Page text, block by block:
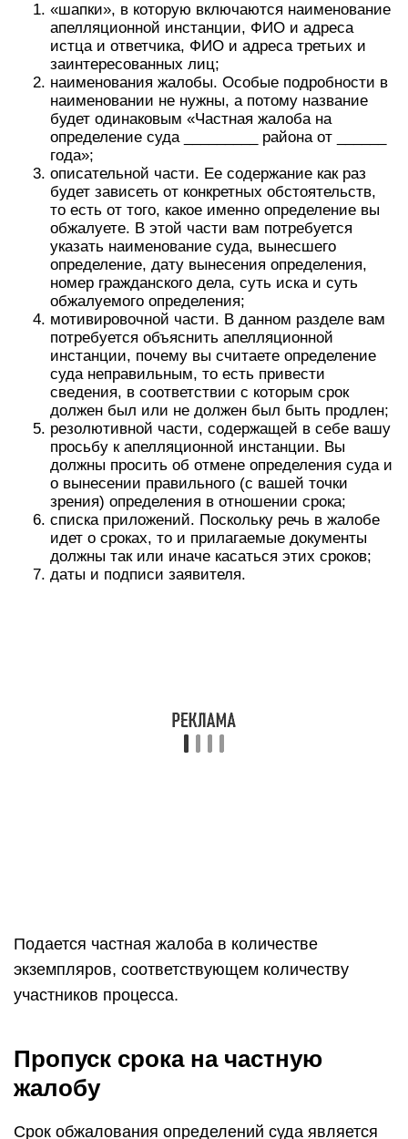
«шапки», в которую включаются наименование
апелляционной инстанции, ФИО и адреса
истца и ответчика, ФИО и адреса третьих и
заинтересованных лиц;
наименования жалобы. Особые подробности в
наименовании не нужны, а потому название
будет одинаковым «Частная жалоба на
определение суда _________ района от ______
года»;
описательной части. Ее содержание как раз
будет зависеть от конкретных обстоятельств,
то есть от того, какое именно определение вы
обжалуете. В этой части вам потребуется
указать наименование суда, вынесшего
определение, дату вынесения определения,
номер гражданского дела, суть иска и суть
обжалуемого определения;
мотивировочной части. В данном разделе вам
потребуется объяснить апелляционной
инстанции, почему вы считаете определение
суда неправильным, то есть привести
сведения, в соответствии с которым срок
должен был или не должен был быть продлен;
резолютивной части, содержащей в себе вашу
просьбу к апелляционной инстанции. Вы
должны просить об отмене определения суда и
о вынесении правильного (с вашей точки
зрения) определения в отношении срока;
списка приложений. Поскольку речь в жалобе
идет о сроках, то и прилагаемые документы
должны так или иначе касаться этих сроков;
даты и подписи заявителя.
Подается частная жалоба в количестве
экземпляров, соответствующем количеству
участников процесса.
Пропуск срока на частную
жалобу
Срок обжалования определений суда является